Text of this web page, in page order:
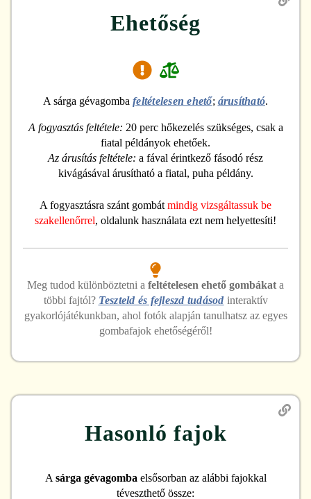
Ehetőség
A sárga gévagomba feltételesen ehető; árusítható.
A fogyasztás feltétele: 20 perc hőkezelés szükséges, csak a
fiatal példányok ehetőek.
Az árusítás feltétele: a fával érintkező fásodó rész
kivágásával árusítható a fiatal, puha példány.
A fogyasztásra szánt gombát mindig vizsgáltassuk be
szakellenőrrel, oldalunk használata ezt nem helyettesíti!
Meg tudod különböztetni a feltételesen ehető gombákat a
többi fajtól? Teszteld és fejleszd tudásod interaktív
gyakorlójátékunkban, ahol fotók alapján tanulhatsz az egyes
gombafajok ehetőségéről!
Hasonló fajok
A sárga gévagomba elsősorban az alábbi fajokkal
téveszthető össze: